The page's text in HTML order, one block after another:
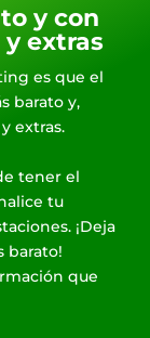
y con
extras
es que el
barato y,
extras.
tener el
tu
¡Deja
barato!
que